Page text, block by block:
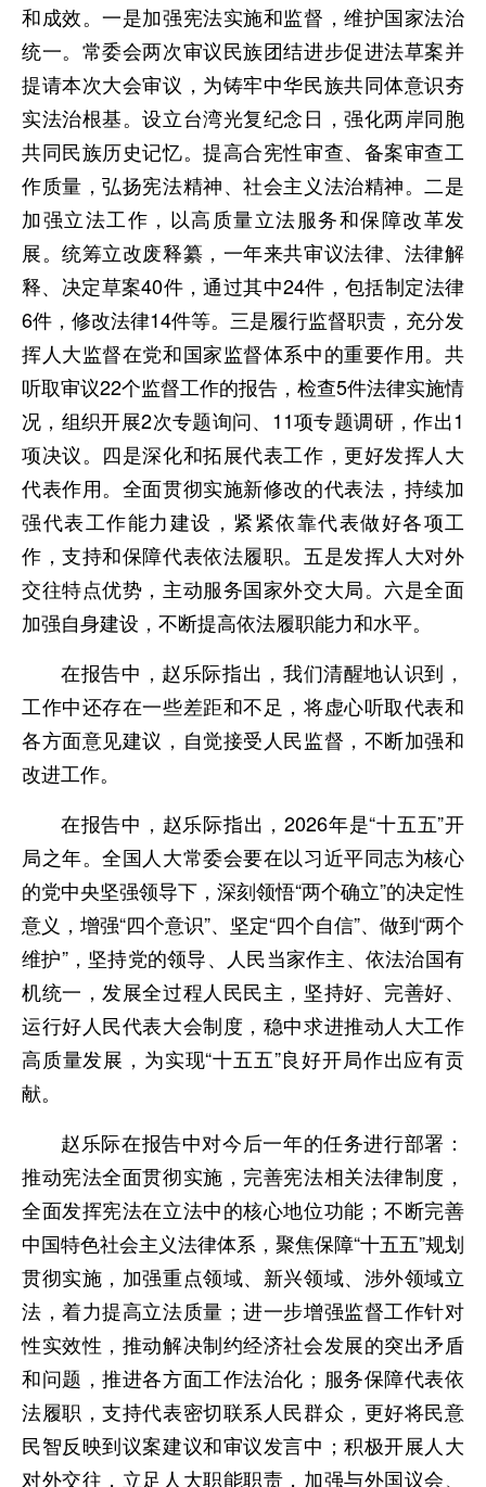
和成效。一是加强宪法实施和监督，维护国家法治
统一。常委会两次审议民族团结进步促进法草案并
提请本次大会审议，为铸牢中华民族共同体意识夯
实法治根基。设立台湾光复纪念日，强化两岸同胞
共同民族历史记忆。提高合宪性审查、备案审查工
作质量，弘扬宪法精神、社会主义法治精神。二是
加强立法工作，以高质量立法服务和保障改革发
展。统筹立改废释纂，一年来共审议法律、法律解
释、决定草案40件，通过其中24件，包括制定法律
6件，修改法律14件等。三是履行监督职责，充分发
挥人大监督在党和国家监督体系中的重要作用。共
听取审议22个监督工作的报告，检查5件法律实施情
况，组织开展2次专题询问、11项专题调研，作出1
项决议。四是深化和拓展代表工作，更好发挥人大
代表作用。全面贯彻实施新修改的代表法，持续加
强代表工作能力建设，紧紧依靠代表做好各项工
作，支持和保障代表依法履职。五是发挥人大对外
交往特点优势，主动服务国家外交大局。六是全面
加强自身建设，不断提高依法履职能力和水平。
在报告中，赵乐际指出，我们清醒地认识到，
工作中还存在一些差距和不足，将虚心听取代表和
各方面意见建议，自觉接受人民监督，不断加强和
改进工作。
在报告中，赵乐际指出，2026年是“十五五”开
局之年。全国人大常委会要在以习近平同志为核心
的党中央坚强领导下，深刻领悟“两个确立”的决定性
意义，增强“四个意识”、坚定“四个自信”、做到“两个
维护”，坚持党的领导、人民当家作主、依法治国有
机统一，发展全过程人民民主，坚持好、完善好、
运行好人民代表大会制度，稳中求进推动人大工作
高质量发展，为实现“十五五”良好开局作出应有贡
献。
赵乐际在报告中对今后一年的任务进行部署：
推动宪法全面贯彻实施，完善宪法相关法律制度，
全面发挥宪法在立法中的核心地位功能；不断完善
中国特色社会主义法律体系，聚焦保障“十五五”规划
贯彻实施，加强重点领域、新兴领域、涉外领域立
法，着力提高立法质量；进一步增强监督工作针对
性实效性，推动解决制约经济社会发展的突出矛盾
和问题，推进各方面工作法治化；服务保障代表依
法履职，支持代表密切联系人民群众，更好将民意
民智反映到议案建议和审议发言中；积极开展人大
对外交往，立足人大职能职责，加强与外国议会、